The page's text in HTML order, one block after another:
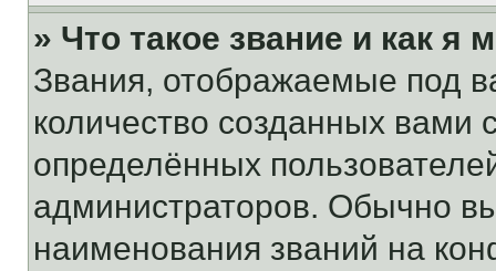
» Что такое звание и как я
Звания, отображаемые под
количество созданных
определённых
администраторов. Обычно
наименования званий на